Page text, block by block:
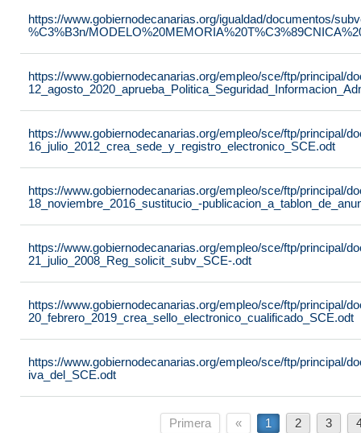
https://www.gobiernodecanarias.org/igualdad/documentos/
%C3%B3n/
https://www.gobiernodecanarias.org/empleo/sce/ftp/principal/
https://www.gobiernodecanarias.org/empleo/sce/ftp/principal/
16_julio_2012_crea_sede_y_registro_electronico_SCE.odt
https://www.gobiernodecanarias.org/empleo/sce/ftp/principal/
18_noviembre_2016_sustitucio_-
https://www.gobiernodecanarias.org/empleo/sce/ftp/principal/
21_julio_2008_Reg_solicit_subv_SCE-.odt
https://www.gobiernodecanarias.org/empleo/sce/ftp/principal/
20_febrero_2019_crea_sello_electronico_cualificado_SCE.odt
https://www.gobiernodecanarias.org/empleo/sce/ftp/principal/
iva_del_SCE.odt
Primera « 1 2 3